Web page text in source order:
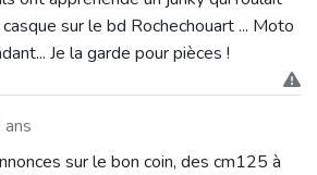
sur le bd Rochechouart ... Moto
Je la garde pour pièces !
sur le bon coin, des cm125 à